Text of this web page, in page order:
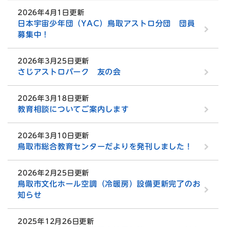
2026年4月1日更新
日本宇宙少年団（YAC）鳥取アストロ分団 団員
募集中！
2026年3月25日更新
さじアストロパーク 友の会
2026年3月18日更新
教育相談についてご案内します
2026年3月10日更新
鳥取市総合教育センターだよりを発刊しました！
2026年2月25日更新
鳥取市文化ホール空調（冷暖房）設備更新完了のお
知らせ
2025年12月26日更新